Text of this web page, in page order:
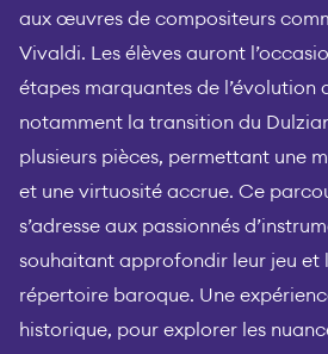
aux œuvres de compositeurs
Vivaldi. Les élèves auront
étapes marquantes de l’évolution
notamment la transition du
plusieurs pièces, permettant une
et une virtuosité accrue. Ce
s’adresse aux passionnés
souhaitant approfondir leur jeu et
répertoire baroque. Une
historique, pour explorer les